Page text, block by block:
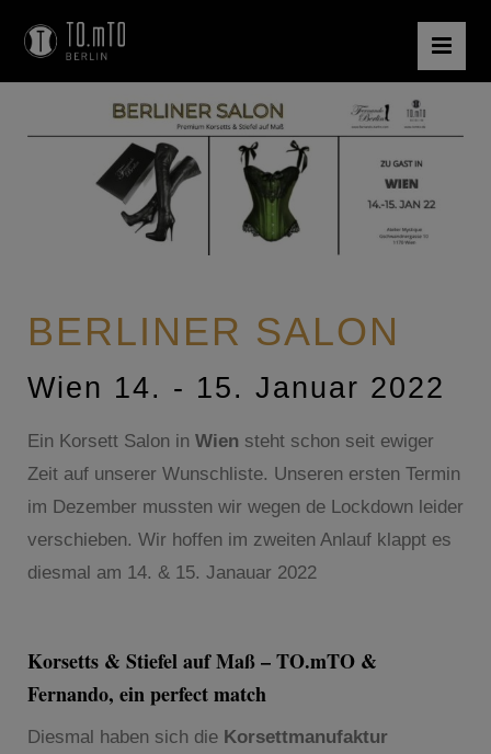
BERLINER SALON
Wien 14. - 15. Januar 2022
Ein Korsett Salon in Wien steht schon seit ewiger
Zeit auf unserer Wunschliste. Unseren ersten Termin
im Dezember mussten wir wegen de Lockdown leider
verschieben. Wir hoffen im zweiten Anlauf klappt es
diesmal am 14. & 15. Janauar 2022
Korsetts & Stiefel auf Maß – TO.mTO &
Fernando, ein perfect match
Diesmal haben sich die Korsettmanufaktur